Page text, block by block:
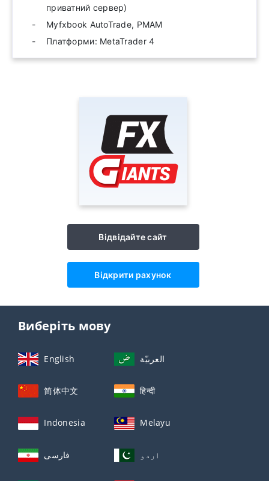
приватний сервер)
Myfxbook AutoTrade, PMAM
Платформи: MetaTrader 4
Відвідайте сайт
Відкрити рахунок
Виберіть мову
English العربيّة
简体中文 हिन्दी
Indonesia Melayu
فارسی اردو